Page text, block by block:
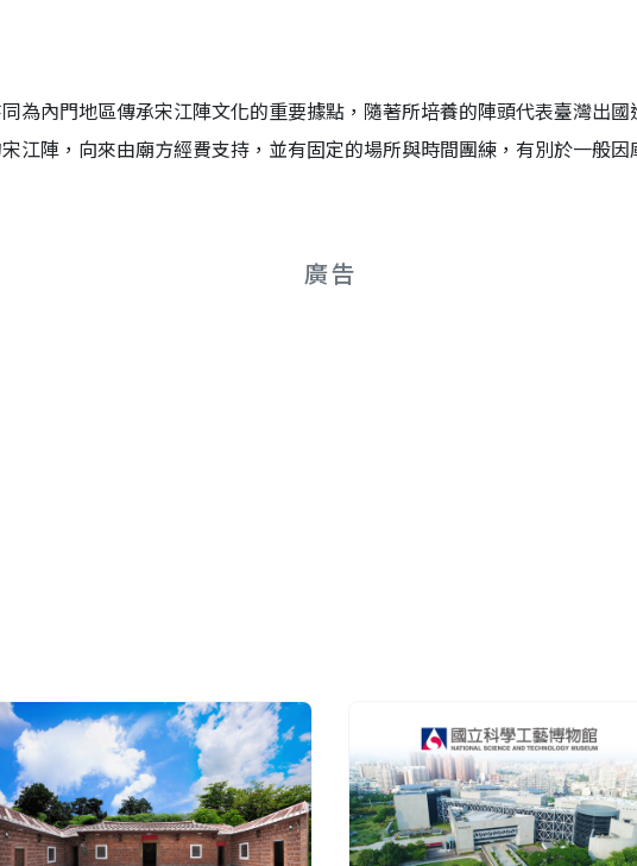
為內門地區傳承宋江陣文化的重要據點，隨著所培養的陣頭代表臺灣出
江陣，向來由廟方經費支持，並有固定的場所與時間團練，有別於一般
廣告